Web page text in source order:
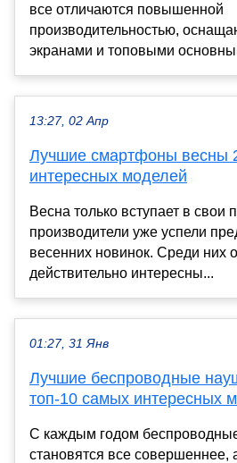
все отличаются повышенной
производительностью,
экранами и топовыми
13:27, 02 Апр
Лучшие смартфоны весны
интересных моделей
Весна только вступает в свои
производители уже успели
весенних новинок. Среди них
действительно интересны...
01:27, 31 Янв
Лучшие беспроводные
топ-10 самых интересных
С каждым годом
становятся все совершеннее,